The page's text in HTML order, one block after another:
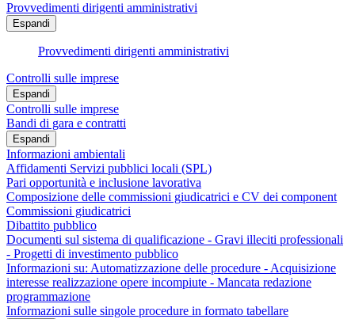
Provvedimenti dirigenti amministrativi
Espandi
Provvedimenti dirigenti amministrativi
Controlli sulle imprese
Espandi
Controlli sulle imprese
Bandi di gara e contratti
Espandi
Informazioni ambientali
Affidamenti Servizi pubblici locali (SPL)
Pari opportunità e inclusione lavorativa
Composizione delle commissioni giudicatrici e CV dei component
Commissioni giudicatrici
Dibattito pubblico
Documenti sul sistema di qualificazione - Gravi illeciti professionali
- Progetti di investimento pubblico
Informazioni su: Automatizzazione delle procedure - Acquisizione
interesse realizzazione opere incompiute - Mancata redazione
programmazione
Informazioni sulle singole procedure in formato tabellare